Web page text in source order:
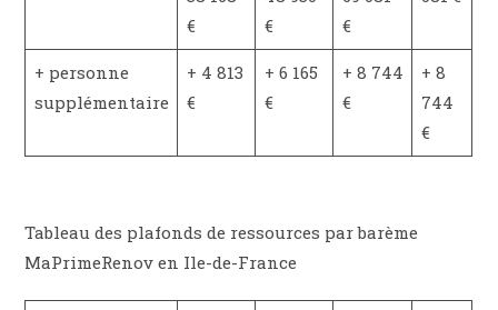
€
€
€
+ personne
supplémentaire
+ 4 813
€
+ 6 165
€
+ 8 744
€
+ 8
744
€
Tableau des plafonds de ressources par barème
MaPrimeRenov en Ile-de-France